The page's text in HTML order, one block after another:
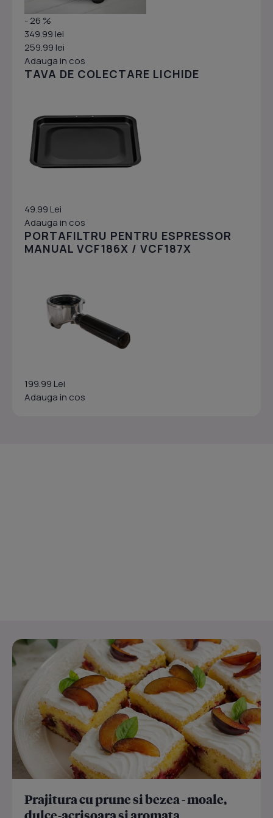
- 26 %
349.99 lei
259.99 lei
Adauga in cos
TAVA DE COLECTARE LICHIDE
49.99 Lei
Adauga in cos
PORTAFILTRU PENTRU ESPRESSOR
MANUAL VCF186X / VCF187X
199.99 Lei
Adauga in cos
Prajitura cu prune si bezea - moale,
dulce-acrisoara si aromata